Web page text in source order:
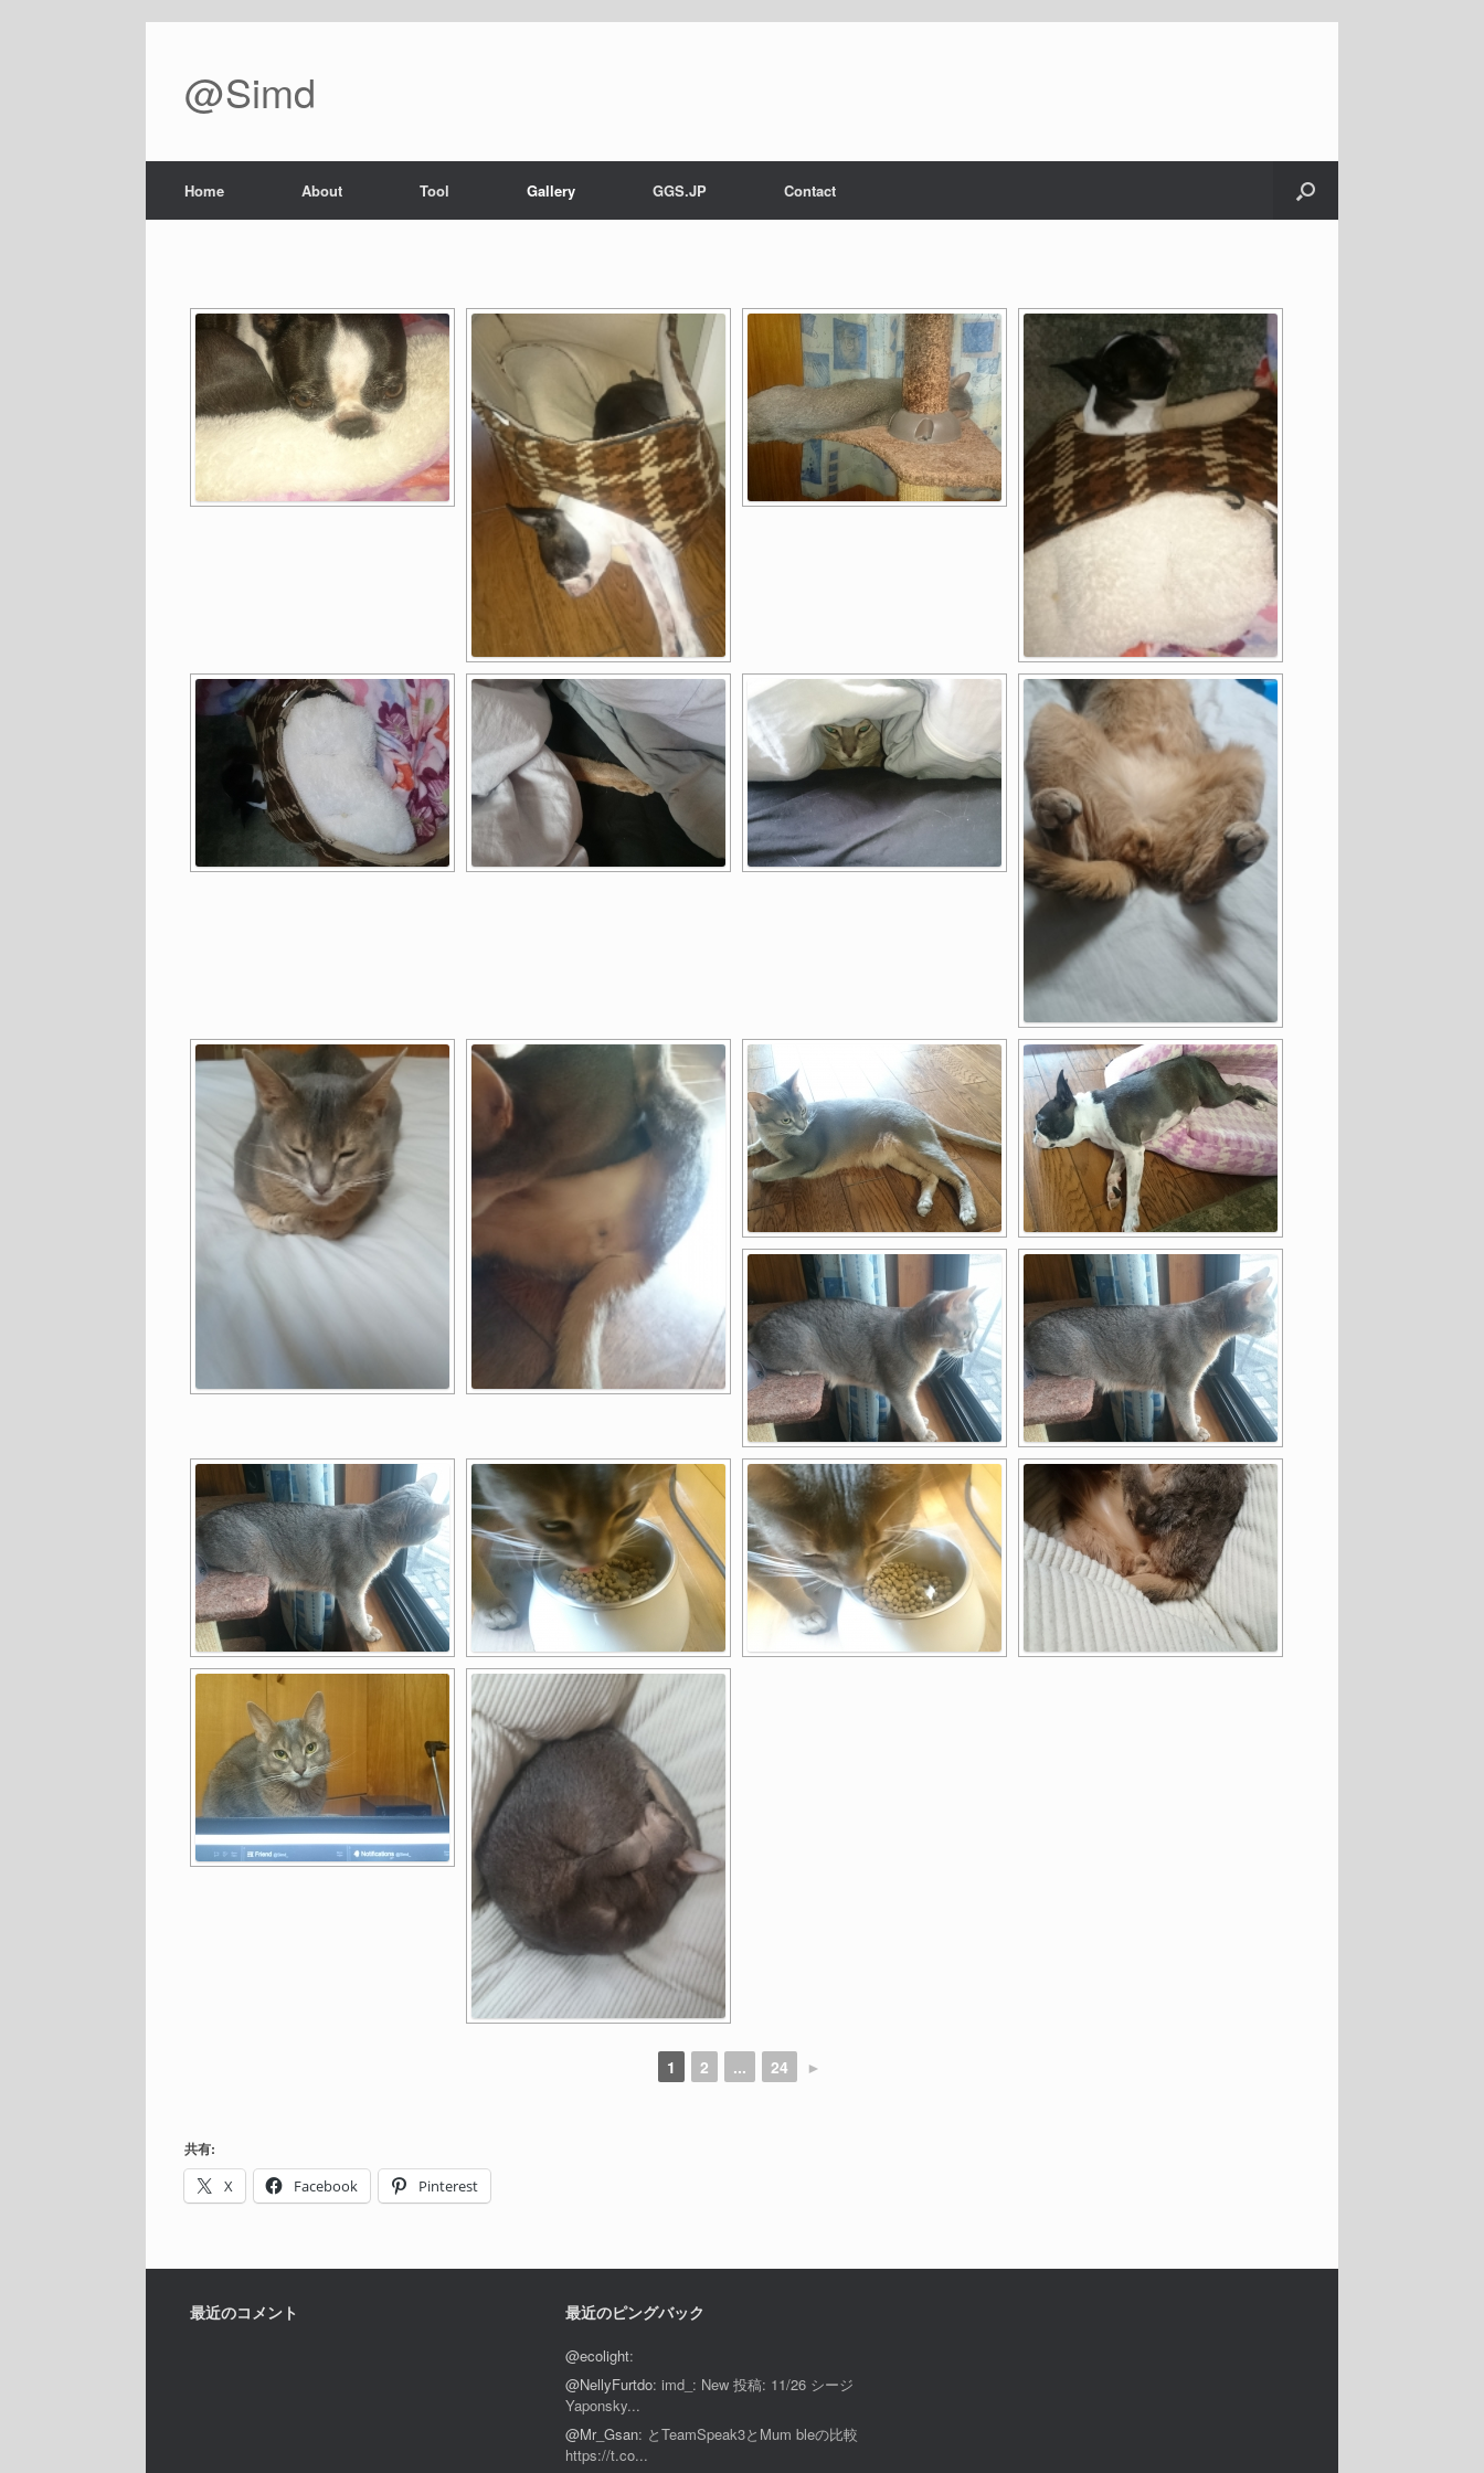
@Simd
Home About Tool Gallery GGS.JP Contact
1 2 ... 24 ►
共有:
X
Facebook Pinterest
最近のコメント 最近のピングバック
@ecolight:
@NellyFurtdo: imd_: New 投稿: 11/26 シージ
Yaponsky...
@Mr_Gsan: とTeamSpeak3とMum bleの比較
https://t.co...